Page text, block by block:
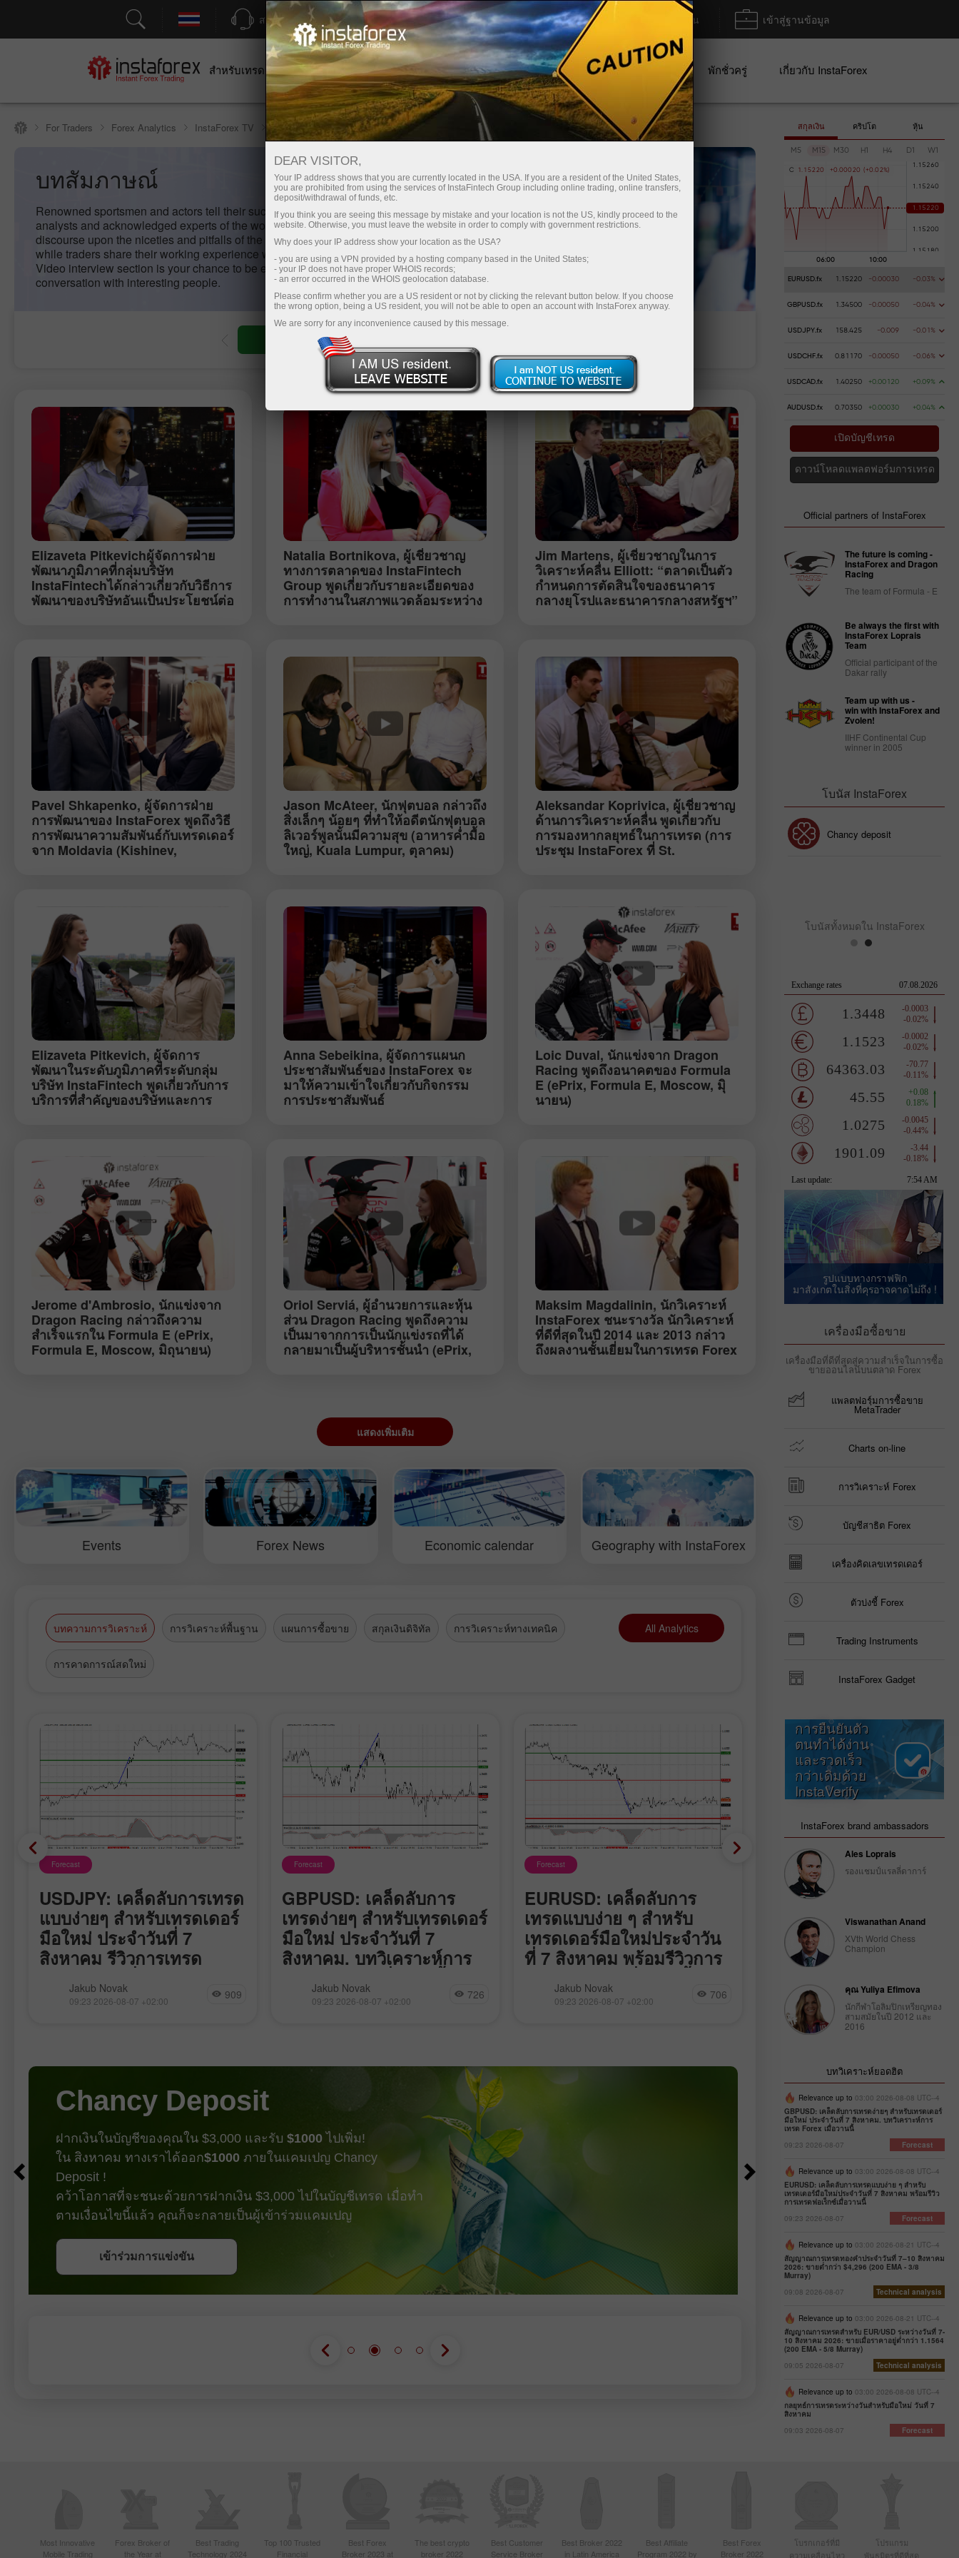
สนับสนุน เปิดบัญชีเทรดทันที แพลตฟอร์มการเทรด ฝาก/ถอน เข้าสู่ฐานข้อมูล
สำหรับเทรดเดอร์ สำหรับผู้เริ่มต้นใหม่ สำหรับนักลงทุน สำหรับหุ้นส่วน แคมเปญ พักชั่วครู่ เกี่ยวกับ InstaForex
For Traders Forex Analytics InstaForex TV บทสัมภาษณ์
บทสัมภาษณ์
Renowned sportsmen and actors tell their success stories, famed
analysts and acknowledged experts of the world of finance
discourse upon the niceties and pitfalls of the currency trading,
while traders share their working experience with InstaForex. The
Video interview section is your chance to be engaged in
conversation with interesting people.
Elizaveta Pitkevichผู้จัดการฝ่าย
พัฒนาภูมิภาคที่กลุ่มบริษัท
InstaFintechได้กล่าวเกี่ยวกับวิธีการ
พัฒนาของบริษัทอันเเป็นประโยชน์ต่อ
Natalia Bortnikova, ผู้เชี่ยวชาญ
ทางการตลาดของ InstaFintech
Group พูดเกี่ยวกับรายละเอียดของ
การทำงานในสภาพแวดล้อมระหว่าง
Jim Martens, ผู้เชี่ยวชาญในการ
วิเคราะห์คลื่น Elliott: “ตลาดเป็นตัว
กำหนดการตัดสินใจของธนาคาร
กลางยุโรปและธนาคารกลางสหรัฐฯ”
Pavel Shkapenko, ผู้จัดการฝ่าย
การพัฒนาของ InstaForex พูดถึงวิธี
การพัฒนาความสัมพันธ์กับเทรดเดอร์
จาก Moldavia (Kishinev,
Jason McAteer, นักฟุตบอล กล่าวถึง
สิ่งเล็กๆ น้อยๆ ที่ทำให้อดีตนักฟุตบอล
ลิเวอร์พูลนั้นมีความสุข (อาหารค่ำมื้อ
ใหญ่, Kuala Lumpur, ตุลาคม)
Aleksandar Koprivica, ผู้เชี่ยวชาญ
ด้านการวิเคราะห์คลื่น พูดเกี่ยวกับ
การมองหากลยุทธ์ในการเทรด (การ
ประชุม InstaForex ที่ St.
Elizaveta Pitkevich, ผู้จัดการ
พัฒนาในระดับภูมิภาคที่ระดับกลุ่ม
บริษัท InstaFintech พูดเกี่ยวกับการ
บริการที่สำคัญของบริษัทและการ
Anna Sebeikina, ผู้จัดการแผนก
ประชาสัมพันธ์ของ InstaForex จะ
มาให้ความเข้าใจเกี่ยวกับกิจกรรม
การประชาสัมพันธ์
Loic Duval, นักแข่งจาก Dragon
Racing พูดถึงอนาคตของ Formula
E (ePrix, Formula E, Moscow, มิุ
นายน)
Jerome d'Ambrosio, นักแข่งจาก
Dragon Racing กล่าวถึงความ
สำเร็จแรกใน Formula E (ePrix,
Formula E, Moscow, มิถุนายน)
Oriol Serviá, ผู้อำนวยการและหุ้น
ส่วน Dragon Racing พูดถึงความ
เป็นมาจากการเป็นนักแข่งรถที่ได้
กลายมาเป็นผู้บริหารชั้นนำ (ePrix,
Maksim Magdalinin, นักวิเคราะห์
InstaForex ชนะรางวัล นักวิเคราะห์
ที่ดีที่สุดในปี 2014 และ 2013 กล่าว
ถึงผลงานชั้นเยี่ยมในการเทรด Forex
แสดงเพิ่มเติม
Events Forex News Economic calendar Geography with InstaForex
บทความการวิเคราะห์ การวิเคราะห์พื้นฐาน แผนการซื้อขาย สกุลเงินดิจิทัล การวิเคราะห์ทางเทคนิค
การคาดการณ์สดใหม่
All Analytics
Forecast
USDJPY: เคล็ดลับการเทรด
แบบง่ายๆ สำหรับเทรดเดอร์
มือใหม่ ประจำวันที่ 7
สิงหาคม รีวิวการเทรด
Forex ของเมื่อวาน
การทดสอบราคาแถว 157.92 เกิดขึ้นใน
ช่วงเวลาที่ตัวชี้วัด MACD เพิ่งเริ่มเคลื่อน
ที่ออกมาแข็งแกร่งช่วยหนุนดอลลาร์เมื่อ
วานนี้ และเพิ่มแรงตึงเครียดให้กับคู่เงิน
USD/JPY ตัวเลขสำหรับสัปดาห์สิ้นสุด
วันที่ 1 สิงหาคมอยู่ที่ 199,000
Jakub Novak
09:23 2026-08-07 +02:00 909
Forecast
GBPUSD: เคล็ดลับการ
เทรดง่ายๆ สำหรับเทรดเดอร์
มือใหม่ ประจำวันที่ 7
สิงหาคม. บทวิเคราะห์การ
เทรด Forex เมื่อวานนี้
การทดสอบราคาที่ระดับ 1.3464 เกิดขึ้น
ในช่วงเวลาที่ตัวชี้วัด MACD เพิ่งเริ่ม
เซสชันอเมริกา สภาวะตลาดแรงงาน
สหรัฐที่แข็งแกร่งได้หนุนความต้องการ
ถือดอลลาร์และกดดันสถานะของเงิน
ปอนด์ ตัวเลขผู้ขอรับสวัสดิการว่างงาน
ครั้งแรกในสัปดาห์สิ้นสุดวันที่
Jakub Novak
09:23 2026-08-07 +02:00 726
Forecast
EURUSD: เคล็ดลับการ
เทรดแบบง่าย ๆ สำหรับ
เทรดเดอร์มือใหม่ประจำวัน
ที่ 7 สิงหาคม พร้อมรีวิวการ
เทรดฟอเร็กซ์เมื่อวานนี้
การทดสอบราคาแถว 1.1536 เกิดขึ้นใน
จังหวะที่อินดิเคเตอร์ MACD เพิ่งเริ่ม
มาค่อนข้างต่ำเป็นตัวกำหนดบรรยากาศ
การเทรดเมื่อวานนี้ และช่วยหนุนค่าเงิน
Jakub Novak
09:23 2026-08-07 +02:00 706
Technical analysis
สัญญาณการเทรดทองคำ
ประจำวันที่ 7–10 สิงหาคม
2026: ขายต่ำกว่า $4,296
(200 EMA - 3/8 Murray)
ทองคำกำลังซื้อขายอยู่บริเวณ 4,262
ดอลลาร์ ฟื้นตัวขึ้นมาหลังจากพบแรง
แข็งแกร่งใกล้กรอบบนของช่องแนว
ขาขึ้นที่เคยถูกทะลุลงไป มีแนวโน้มว่
ระดับ Murray 3/8 แถว ๆ 4,296 ดอล
ก่อนจะไปถึงระดับเส้นค่าเฉลี่ยเคลื่อ
200 วัน
Dimitrios Zappas
09:08 2026-08-07 +02:00
เข้าร่วมการแข่งขัน
Chancy Deposit
ฝากเงินในบัญชีของคุณใน $3,000 และรับ $1000 ไปเพิ่ม!
ใน สิงหาคม ทางเราได้ออก$1000 ภายในแคมเปญ Chancy
Deposit !
คว้าโอกาสที่จะชนะด้วยการฝากเงิน $3,000 ไปในบัญชีเทรด เมื่อทำ
ตามเงื่อนไขนี้แล้ว คุณก็จะกลายเป็นผู้เข้าร่วมแคมเปญ
เข้าร่วมการแข่งขัน
รับโบนัส
สกุลเงิน คริปโต หุ้น
M5 M15 M30 H1 H4 D1 W1
C 1 . 1 52 20 +0 .000 20 (+0 .0 2%
EURUSD.fx 1.15220 -0.00030 -0.03%
GBPUSD.fx 1.34500 -0.00050 -0.04%
USDJPY.fx 158.425 -0.009 -0.01%
USDCHF.fx 0.81170 -0.00050 -0.06%
USDCAD.fx 1.40250 +0.00120 +0.09%
AUDUSD.fx 0.70350 +0.00030 +0.04%
เปิดบัญชีเทรด
ดาวน์โหลดแพลตฟอร์มการเทรด
Official partners of InstaForex
The future is coming -
InstaForex and Dragon
Racing
The team of Formula - E
Be always the first with
InstaForex Loprais
Team
Official participant of the
Dakar rally
Team up with us -
win with InstaForex and
Zvolen!
IIHF Continental Cup
winner in 2005
โบนัส InstaForex
โบนัส 30% Chancy deposit โบนัส 30% Chancy deposit
โบนัสทั้งหมดใน InstaForex
รูปแบบทางกราฟฟิก
มาสังเกตในสิ่งที่คุรอาจคาดไม่ถึง !
เครื่องมือซื้อขาย
เครื่องมือที่ดีที่สุดสู่ความสำเร็จในการซื้อ
ขายออนไลน์บนตลาด Forex
แพลตฟอรฺ์มการซื้อขาย
MetaTrader
Charts on-line
การวิเคราะห์ Forex
บัญชีสาธิต Forex
เครื่องคิดเลขเทรดเดอร์
ตัวบ่งชี้ Forex
Trading Instruments
InstaForex Gadget
การยืนยันตัว
ตนทำได้ง่าน
และรวดเร็ว
กว่าเดิมด้วย
InstaVerify
InstaForex brand ambassadors
Ales Loprais
รองแชมป์แรลลี่ดาการ์
Viswanathan Anand
XVth World Chess
Champion
คุณ Yuliya Efimova
นักกีฬาโอลิมปิกเหรียญทอง
สามสมัยในปี 2012 และ
2016
บทวิเคราะห์ยอดฮิต
Relevance up to 03:00 2026-08-08 UTC--4
GBPUSD: เคล็ดลับการเทรดง่ายๆ สำหรับเทรดเดอร์
มือใหม่ ประจำวันที่ 7 สิงหาคม. บทวิเคราะห์การ
เทรด Forex เมื่อวานนี้
09:23 2026-08-07
Forecast
Relevance up to 03:00 2026-08-08 UTC--4
EURUSD: เคล็ดลับการเทรดแบบง่าย ๆ สำหรับ
เทรดเดอร์มือใหม่ประจำวันที่ 7 สิงหาคม พร้อมรีวิว
การเทรดฟอเร็กซ์เมื่อวานนี้
09:23 2026-08-07
Forecast
Relevance up to 03:00 2026-08-21 UTC--4
สัญญาณการเทรดทองคำประจำวันที่ 7–10 สิงหาคม
2026: ขายต่ำกว่า $4,296 (200 EMA - 3/8
Murray)
09:08 2026-08-07
Technical analysis
Relevance up to 03:00 2026-08-21 UTC--4
สัญญาณการเทรดสำหรับ EUR/USD ระหว่างวันที่ 7-
10 สิงหาคม 2026: ขายเมื่อราคาอยู่ต่ำกว่า 1.1564
(200 EMA - 5/8 Murray)
09:05 2026-08-07
Technical analysis
Relevance up to 03:00 2026-08-08 UTC--4
กลยุทธ์การเทรดระหว่างวันสำหรับมือใหม่ วันที่ 7
สิงหาคม
09:03 2026-08-07
Forecast
Most Innovative
Mobile Trading
Forex Broker of
the Year at
Best Trading
Technology 2024
Top 100 Trusted
Financial
Best Forex
Broker 2023 at
The best crypto
broker 2022
Best Customer
Service Broker
Best Broker 2022
in Latin America
Best Affiliate
Program 2022 by
Best Forex
Broker 2022
โบรกเกอร์ที่มี
ความเคลื่อนไหว
โปรแกรม
พันธมิตรที่ดีที่สุด
DEAR VISITOR,
Your IP address shows that you are currently located in the USA. If you are a resident of the United States,
you are prohibited from using the services of InstaFintech Group including online trading, online transfers,
deposit/withdrawal of funds, etc.
If you think you are seeing this message by mistake and your location is not the US, kindly proceed to the
website. Otherwise, you must leave the website in order to comply with government restrictions.
Why does your IP address show your location as the USA?
- you are using a VPN provided by a hosting company based in the United States;
- your IP does not have proper WHOIS records;
- an error occurred in the WHOIS geolocation database.
Please confirm whether you are a US resident or not by clicking the relevant button below. If you choose
the wrong option, being a US resident, you will not be able to open an account with InstaForex anyway.
We are sorry for any inconvenience caused by this message.